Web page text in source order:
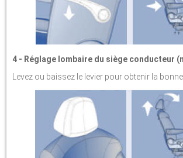
4 - Réglage lombaire du siège conducteur
Levez ou baissez le levier pour obtenir la